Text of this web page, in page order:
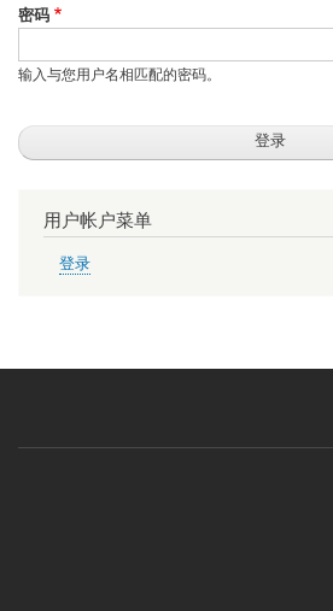
密码
输入与您用户名相匹配的密码。
用户帐户菜单
登录